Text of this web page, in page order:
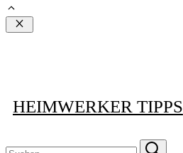
Schließen
HEIMWERKER TIPPS
Suchen